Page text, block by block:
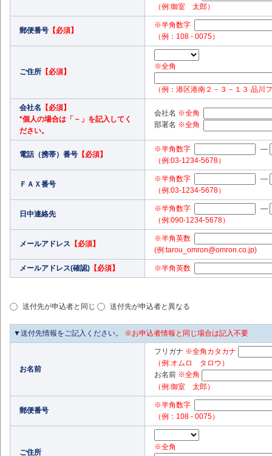
お客様の個人情報は、適切な安全対
てお客様の同意なく上記の場合を除
いたしません。
その他、オムロン ソーシアルソリュ
情報の取り扱いに関する詳細は、こ
（例:御室 太郎）
郵便番号 【必須】
※半角数字
（例：108 - 0075）
ご住所 【必須】
※全角
（例：港区港南２－３－１３ 品川
会社名 【必須】
*個人の場合は「－」を記入してく
ださい。
会社名 ※全角
部署名 ※全角
電話（携帯）番号 【必須】
※半角数字
—
（例:03-1234-5678）
ＦＡＸ番号
※半角数字
—
（例:03-1234-5678）
日中連絡先
※半角数字
—
（例:090-1234-5678）
メールアドレス 【必須】
※半角英数
(例:tarou_omron@omron.co.jp)
メールアドレス(確認) 【必須】 ※半角英数
送付先が申込者と同じ 送付先が申込者と異なる
▼送付先情報をご記入ください。 ※お申込者情報と同じ場合は記入不要
お名前
フリガナ ※全角カタカナ
（例:オムロ タロウ）
お名前 ※全角
（例:御室 太郎）
郵便番号
※半角数字
（例：108 - 0075）
ご住所
※全角